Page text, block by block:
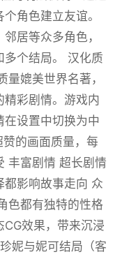
角色建立友谊。
居等众多角色，
多个结局。 汉化质
媲美世界名著，
彩剧情。游戏内
设置中切换为中
的画面质量，每
丰富剧情 超长剧情
都影响故事走向 众
色都有独特的性格
效果，带来沉浸
妮与妮可结局（客